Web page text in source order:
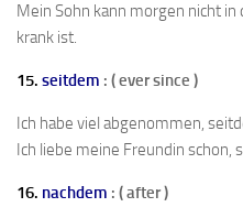
Mein Sohn kann morgen nicht
krank ist.
15. seitdem : ( ever since )
Ich habe viel abgenommen,
Ich liebe meine Freundin
16. nachdem : ( after )